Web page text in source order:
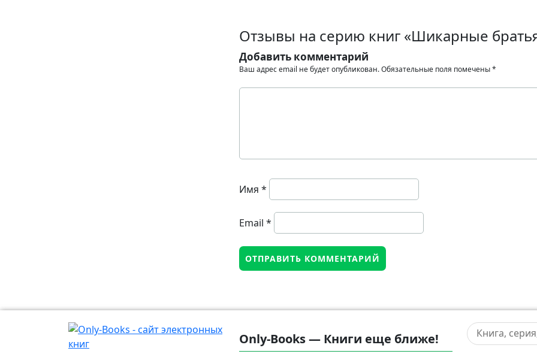
Отзывы на серию книг «Шикарные
Добавить комментарий
Ваш адрес email не будет опубликован.Обязательные поля помечены*
Имя *
Email *
Only-Books — Книги еще ближе!